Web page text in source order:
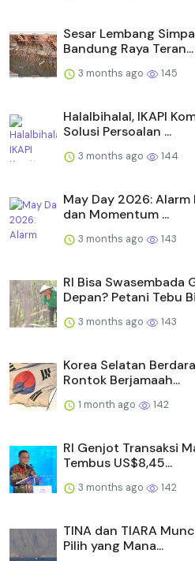
Sesar Lembang
Bandung Raya Teran...
3 months ago 145
Halalbihalal, IKAPI
Solusi Persoalan ...
3 months ago 144
May Day 2026:
dan Momentum ...
3 months ago 143
RI Bisa Swasembada
Depan? Petani Tebu
3 months ago 143
Korea Selatan
Rontok Berjamaah...
1 month ago 142
RI Genjot Transaksi
Tembus US$8,45...
3 months ago 142
TINA dan TIARA
Pilih yang Mana...